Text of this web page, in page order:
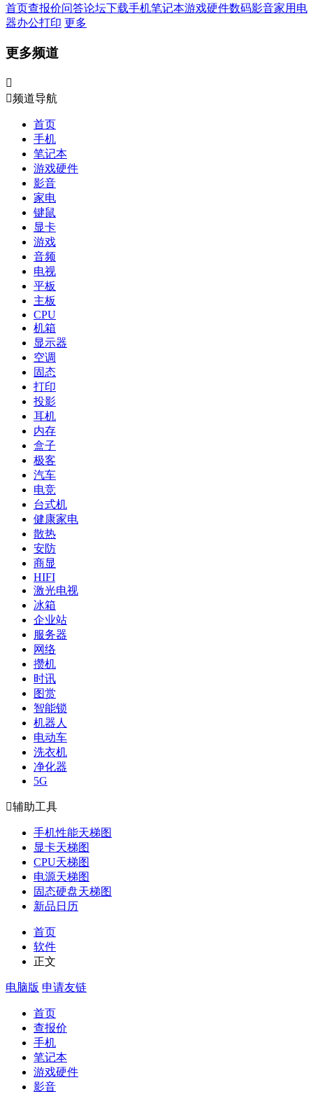
首页查报价问答论坛下载手机笔记本游戏硬件数码影音家用电
器办公打印 更多
更多频道

频道导航
首页
手机
笔记本
游戏硬件
影音
家电
键鼠
显卡
游戏
音频
电视
平板
主板
CPU
机箱
显示器
空调
固态
打印
投影
耳机
内存
盒子
极客
汽车
电竞
台式机
健康家电
散热
安防
商显
HIFI
激光电视
冰箱
企业站
服务器
网络
攒机
时讯
图赏
智能锁
机器人
电动车
洗衣机
净化器
5G
辅助工具
手机性能天梯图
显卡天梯图
CPU天梯图
电源天梯图
固态硬盘天梯图
新品日历
首页
软件
正文
电脑版 申请友链
首页
查报价
手机
笔记本
游戏硬件
影音